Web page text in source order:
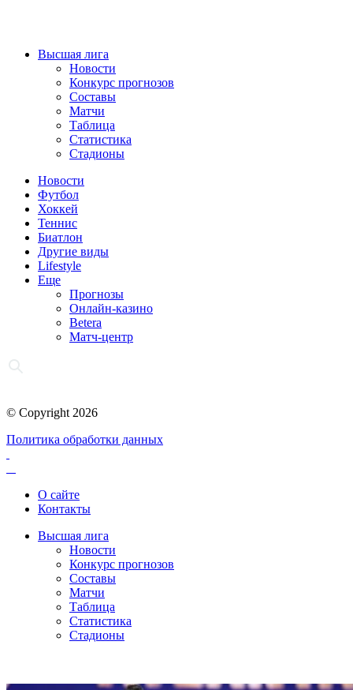
Высшая лига
Новости
Конкурс прогнозов
Составы
Матчи
Таблица
Статистика
Стадионы
Новости
Футбол
Хоккей
Теннис
Биатлон
Другие виды
Lifestyle
Еще
Прогнозы
Онлайн-казино
Betera
Матч-центр
© Copyright 2026
Политика обработки данных
О сайте
Контакты
Высшая лига
Новости
Конкурс прогнозов
Составы
Матчи
Таблица
Статистика
Стадионы